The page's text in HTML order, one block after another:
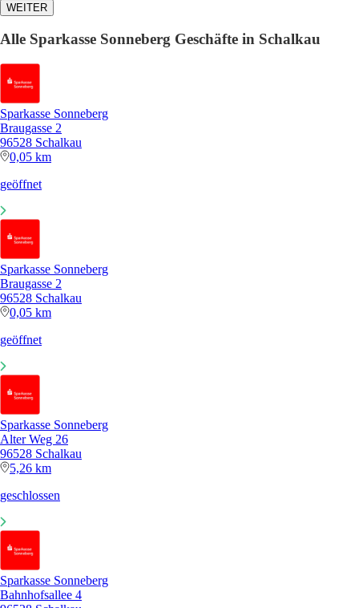
WEITER
Alle Sparkasse Sonneberg Geschäfte in Schalkau
Sparkasse Sonneberg
Braugasse 2
96528 Schalkau
0,05 km
geöffnet
Sparkasse Sonneberg
Braugasse 2
96528 Schalkau
0,05 km
geöffnet
Sparkasse Sonneberg
Alter Weg 26
96528 Schalkau
5,26 km
geschlossen
Sparkasse Sonneberg
Bahnhofsallee 4